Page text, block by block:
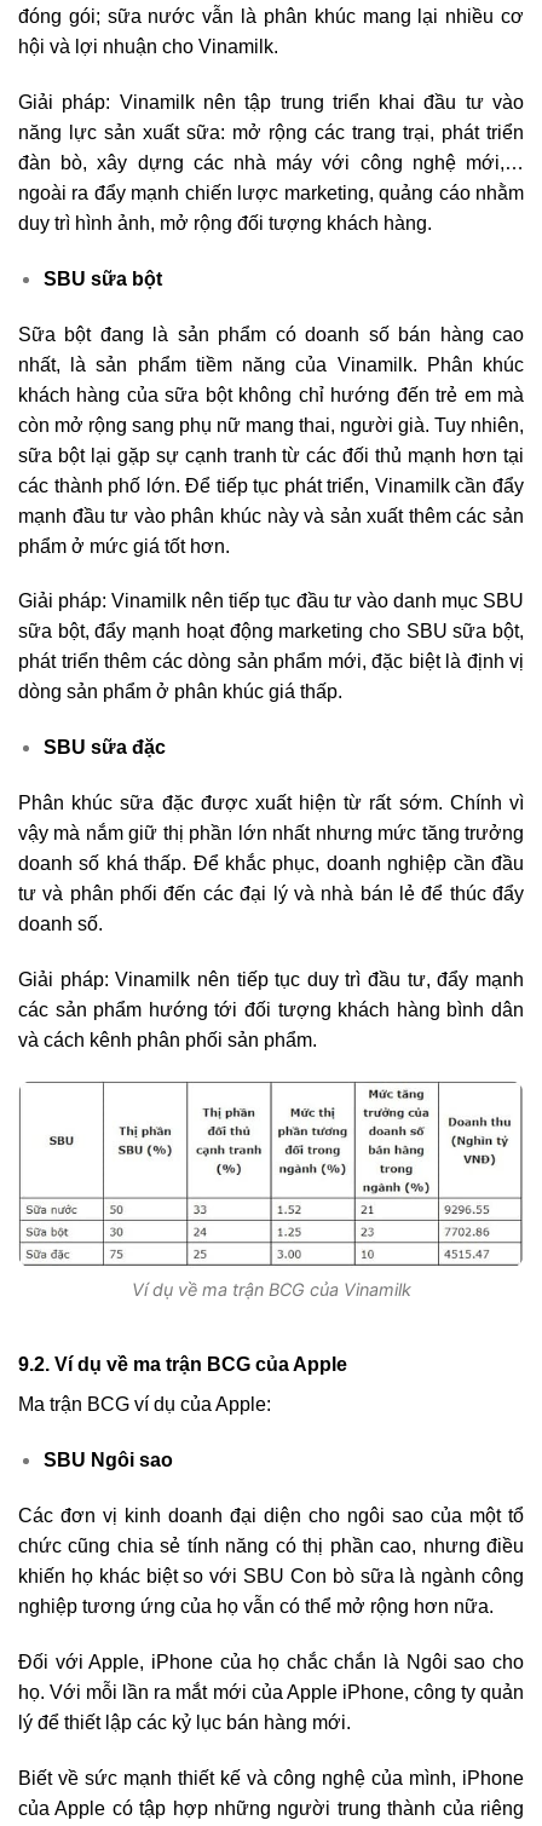
đóng gói; sữa nước vẫn là phân khúc mang lại nhiều cơ
hội và lợi nhuận cho Vinamilk.
Giải pháp: Vinamilk nên tập trung triển khai đầu tư vào
năng lực sản xuất sữa: mở rộng các trang trại, phát triển
đàn bò, xây dựng các nhà máy với công nghệ mới,…
ngoài ra đẩy mạnh chiến lược marketing, quảng cáo nhằm
duy trì hình ảnh, mở rộng đối tượng khách hàng.
SBU sữa bột
Sữa bột đang là sản phẩm có doanh số bán hàng cao
nhất, là sản phẩm tiềm năng của Vinamilk. Phân khúc
khách hàng của sữa bột không chỉ hướng đến trẻ em mà
còn mở rộng sang phụ nữ mang thai, người già. Tuy nhiên,
sữa bột lại gặp sự cạnh tranh từ các đối thủ mạnh hơn tại
các thành phố lớn. Để tiếp tục phát triển, Vinamilk cần đẩy
mạnh đầu tư vào phân khúc này và sản xuất thêm các sản
phẩm ở mức giá tốt hơn.
Giải pháp: Vinamilk nên tiếp tục đầu tư vào danh mục SBU
sữa bột, đẩy mạnh hoạt động marketing cho SBU sữa bột,
phát triển thêm các dòng sản phẩm mới, đặc biệt là định vị
dòng sản phẩm ở phân khúc giá thấp.
SBU sữa đặc
Phân khúc sữa đặc được xuất hiện từ rất sớm. Chính vì
vậy mà nắm giữ thị phần lớn nhất nhưng mức tăng trưởng
doanh số khá thấp. Để khắc phục, doanh nghiệp cần đầu
tư và phân phối đến các đại lý và nhà bán lẻ để thúc đẩy
doanh số.
Giải pháp: Vinamilk nên tiếp tục duy trì đầu tư, đẩy mạnh
các sản phẩm hướng tới đối tượng khách hàng bình dân
và cách kênh phân phối sản phẩm.
Ví dụ về ma trận BCG của Vinamilk
9.2. Ví dụ về ma trận BCG của Apple
Ma trận BCG ví dụ của Apple:
SBU Ngôi sao
Các đơn vị kinh doanh đại diện cho ngôi sao của một tổ
chức cũng chia sẻ tính năng có thị phần cao, nhưng điều
khiến họ khác biệt so với SBU Con bò sữa là ngành công
nghiệp tương ứng của họ vẫn có thể mở rộng hơn nữa.
Đối với Apple, iPhone của họ chắc chắn là Ngôi sao cho
họ. Với mỗi lần ra mắt mới của Apple iPhone, công ty quản
lý để thiết lập các kỷ lục bán hàng mới.
Biết về sức mạnh thiết kế và công nghệ của mình, iPhone
của Apple có tập hợp những người trung thành của riêng